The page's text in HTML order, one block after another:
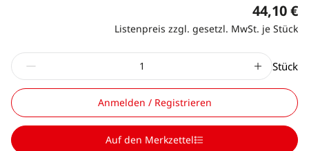
44,10 €
Listenpreis zzgl. gesetzl. MwSt. je Stück
Stück
Anmelden / Registrieren
Auf den Merkzettel